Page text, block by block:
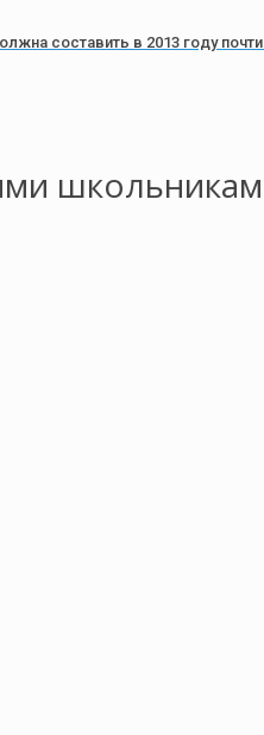
составить в 2013 году